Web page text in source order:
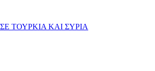
ΤΟΥΡΚΙΑ ΚΑΙ ΣΥΡΙΑ